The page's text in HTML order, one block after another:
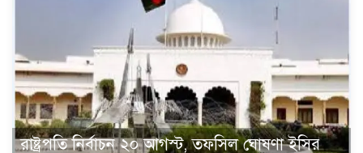
রাষ্ট্রপতি নির্বাচন ২০ আগস্ট, তফসিল ঘোষণা ইসির